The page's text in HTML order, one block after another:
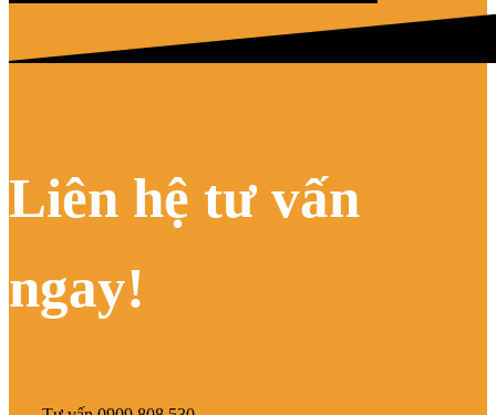
Liên hệ tư vấn
ngay!